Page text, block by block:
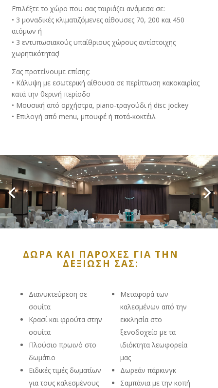
Επιλέξτε το χώρο που σας ταιριάζει ανάμεσα σε:
• 3 μοναδικές κλιματιζόμενες αίθουσες 70, 200 και 450
ατόμων ή
• 3 εντυπωσιακούς υπαίθριους χώρους αντίστοιχης
χωρητικότητας!
Σας προτείνουμε επίσης:
• Κάλυψη με εσωτερική αίθουσα σε περίπτωση κακοκαιρίας
κατά την θερινή περίοδο
• Μουσική από ορχήστρα, piano-τραγούδι ή disc jockey
• Επιλογή από menu, μπουφέ ή ποτά-κοκτέιλ
ΔΏΡΑ ΚΑΙ ΠΑΡΟΧΈΣ ΓΙΆ ΤΗΝ
ΔΕΞΊΩΣΗ ΣΑΣ:
Διανυκτεύρεση σε
σουίτα
Κρασί και φρούτα στην
σουίτα
Πλούσιο πρωινό στο
δωμάτιο
Ειδικές τιμές δωματίων
για τους καλεσμένους
Μεταφορά των
καλεσμένων από την
εκκλησία στο
ξενοδοχείο με τα
ιδιόκτητα λεωφορεία
μας
Δωρεάν πάρκινγκ
Σαμπάνια με την κοπή